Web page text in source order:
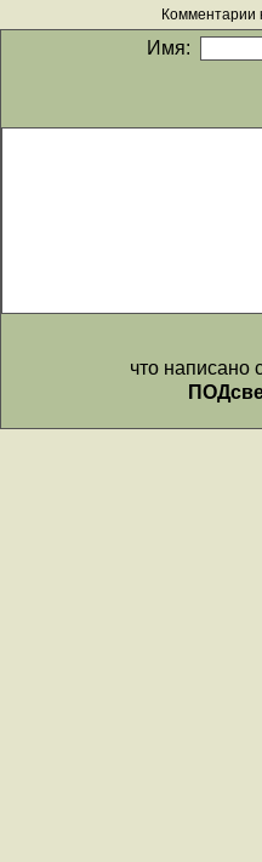
Комментарии
Имя:
что написано